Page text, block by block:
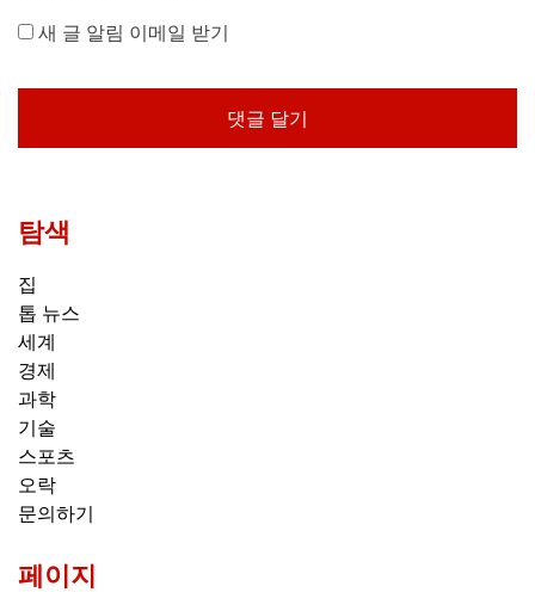
새 글 알림 이메일 받기
탐색
집
톱 뉴스
세계
경제
과학
기술
스포츠
오락
문의하기
페이지